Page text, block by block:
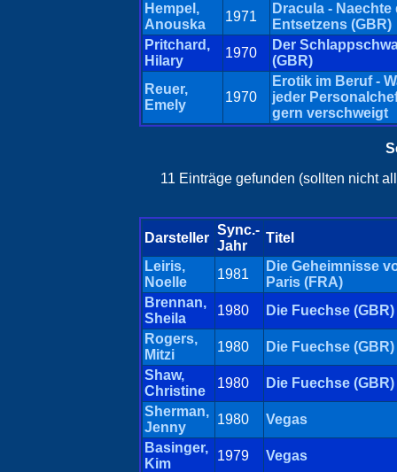
Hempel,
Anouska
1971
Dracula - Naechte
Entsetzens (GBR)
Pritchard,
Hilary
1970
Der
(GBR)
Reuer,
Emely
1970
Erotik im Beruf -
jeder
gern verschweigt
11 Einträge gefunden (sollten nicht
Darsteller
Sync.-
Jahr
Titel
Leiris,
Noelle
1981
Die Geheimnisse
Paris (FRA)
Brennan,
Sheila
1980
Die Fuechse (GBR)
Rogers,
Mitzi
1980
Die Fuechse (GBR)
Shaw,
Christine
1980
Die Fuechse (GBR)
Sherman,
Jenny
1980
Vegas
Basinger,
Kim
1979
Vegas